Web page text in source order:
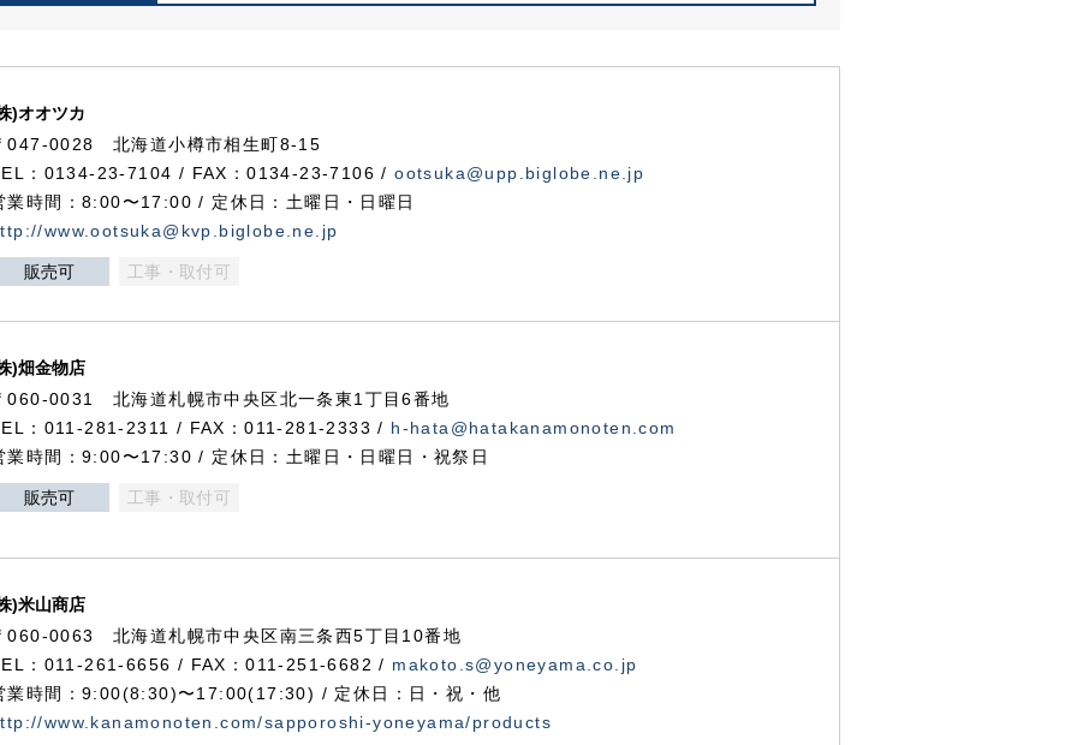
)オオツカ
047-0028 北海道小樽市相生町8-15
：0134-23-7104 / FAX：0134-23-7106 /ootsuka@upp.biglobe.ne.jp
業時間：8:00〜17:00 / 定休日：土曜日・日曜日
www.ootsuka@kvp.biglobe.ne.jp
販売可 工事・取付可
)畑金物店
060-0031 北海道札幌市中央区北一条東1丁目6番地
：011-281-2311 / FAX：011-281-2333 / h-hata@hatakanamonoten.com
業時間：9:00〜17:30 / 定休日：土曜日・日曜日・祝祭日
販売可 工事・取付可
)米山商店
060-0063 北海道札幌市中央区南三条西5丁目10番地
：011-261-6656 / FAX：011-251-6682 / makoto.s@yoneyama.co.jp
業時間：9:00(8:30)〜17:00(17:30) / 定休日：日・祝・他
www.kanamonoten.com/sapporoshi-yoneyama/products